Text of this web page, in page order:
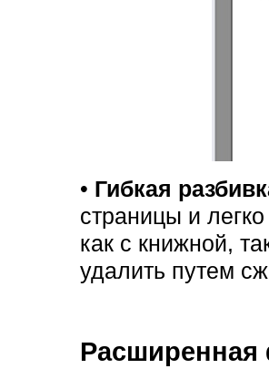
• Гибкая
страницы и
как с книжной,
удалить путем
Расширенная